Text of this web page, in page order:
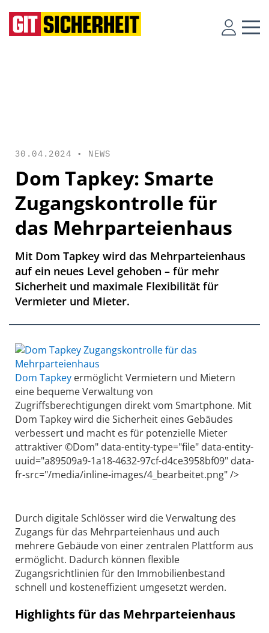
30.04.2024 • NEWS
Dom Tapkey: Smarte
Zugangskontrolle für
das Mehrparteienhaus
Mit Dom Tapkey wird das Mehrparteienhaus
auf ein neues Level gehoben – für mehr
Sicherheit und maximale Flexibilität für
Vermieter und Mieter.
Dom Tapkey ermöglicht Vermietern und Mietern
eine bequeme Verwaltung von
Zugriffsberechtigungen direkt vom Smartphone. Mit
Dom Tapkey wird die Sicherheit eines Gebäudes
verbessert und macht es für potenzielle Mieter
attraktiver ©Dom" data-entity-type="file" data-entity-
uuid="a89509a9-1a18-4632-97cf-d4ce3958bf09" data-
fr-src="/media/inline-images/4_bearbeitet.png" />
Durch digitale Schlösser wird die Verwaltung des
Zugangs für das Mehrparteienhaus und auch
mehrere Gebäude von einer zentralen Plattform aus
ermöglicht. Dadurch können flexible
Zugangsrichtlinien für den Immobilienbestand
schnell und kosteneffizient umgesetzt werden.
Highlights für das Mehrparteienhaus